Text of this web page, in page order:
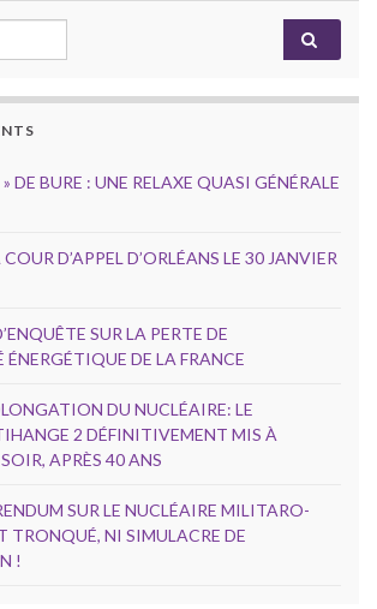
DE BURE : UNE RELAXE QUASI GÉNÉRALE
D’APPEL D’ORLÉANS LE 30 JANVIER
SUR LA PERTE DE
DE LA FRANCE
DU NUCLÉAIRE: LE
2 DÉFINITIVEMENT MIS À
APRÈS 40 ANS
SUR LE NUCLÉAIRE MILITARO-
TRONQUÉ, NI SIMULACRE DE
!